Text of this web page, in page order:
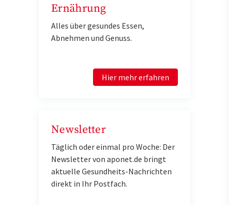
Ernährung
Alles über gesundes Essen,
Abnehmen und Genuss.
Hier mehr erfahren
Newsletter
Täglich oder einmal pro Woche: Der
Newsletter von aponet.de bringt
aktuelle Gesundheits-Nachrichten
direkt in Ihr Postfach.